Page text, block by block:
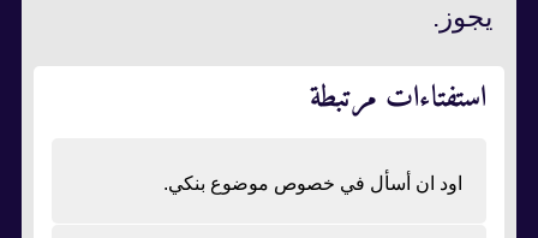
يجوز.
استفتاءات مرتبطة
اود ان أسأل في خصوص موضوع بنكي.